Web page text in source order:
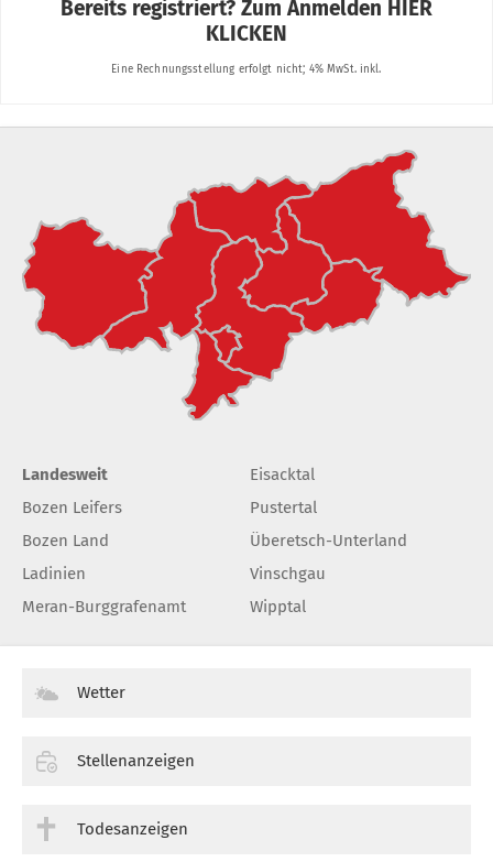
Landesweit
Bozen Leifers
Bozen Land
Ladinien
Meran-Burggrafenamt
Eisacktal
Pustertal
Überetsch-Unterland
Vinschgau
Wipptal
Wetter
Stellenanzeigen
Todesanzeigen